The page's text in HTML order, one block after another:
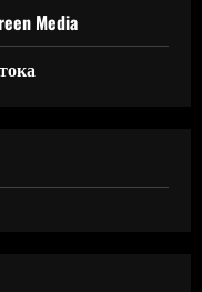
Media